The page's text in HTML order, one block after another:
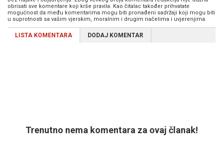
obrisati sve komentare koji krše pravila. Kao čitalac također prihvatate
mogućnost da među komentarima mogu biti pronađeni sadržaji koji mogu biti
u suprotnosti sa vašim vjerskim, moralnim i drugim načelima i uvjerenjima.
LISTA KOMENTARA DODAJ KOMENTAR
Trenutno nema komentara za ovaj članak!